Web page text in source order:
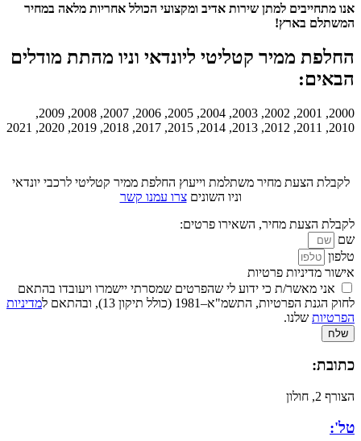
אנו מתחייבים למתן שירות אדיב ומקצועי הכולל אחריות מלאה במחיר
המשתלם בארץ!
החלפת ממיר קטליטי ליונדאי וניו מהתת מודלים
הבאים:
2000, 2001, 2002, 2003, 2004, 2005, 2006, 2007, 2008, 2009,
2010, 2011, 2012, 2013, 2014, 2015, 2017, 2018, 2019, 2020, 2021
לקבלת הצעת מחיר משתלמת וייעוץ החלפת ממיר קטליטי לרכבי יונדאי
וניו השוניםצרו עמנו קשר
לקבלת הצעת מחיר, השאירו פרטים:
שם
טלפון
אישור מדיניות פרטיות
אני מאשר/ת כי ידוע לי שהפרטים שמסרתי יישמרו ויעובדו בהתאם
לחוק הגנת הפרטיות, התשמ"א–1981 (כולל תיקון 13), ובהתאם ל
מדיניות
הפרטיות שלנו.
שלח
כתובת:
הצורף 2, חולון
טל':